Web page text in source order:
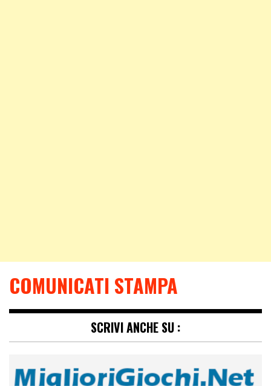
COMUNICATI STAMPA
SCRIVI ANCHE SU :